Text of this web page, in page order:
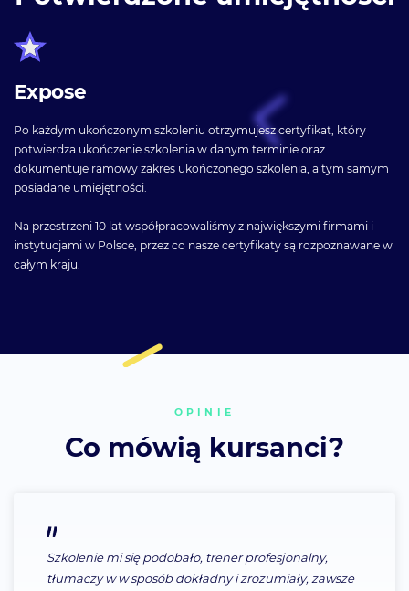
Expose
Po każdym ukończonym szkoleniu otrzymujesz certyfikat, który
potwierdza ukończenie szkolenia w danym terminie oraz
dokumentuje ramowy zakres ukończonego szkolenia, a tym samym
posiadane umiejętności.
Na przestrzeni 10 lat współpracowaliśmy z największymi firmami i
instytucjami w Polsce, przez co nasze certyfikaty są rozpoznawane w
całym kraju.
OPINIE
Co mówią kursanci?
Szkolenie mi się podobało, trener profesjonalny,
tłumaczy w w sposób dokładny i zrozumiały, zawsze